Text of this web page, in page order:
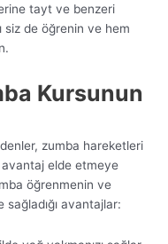
tayt ve benzeri
siz de öğrenin ve hem
Kursunun
zumba hareketleri
elde etmeye
öğrenmenin ve
avantajlar: